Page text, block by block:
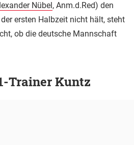
Nübel , Anm.d.Red) den
ersten Halbzeit nicht hält, steht
ob die deutsche Mannschaft
Trainer Kuntz